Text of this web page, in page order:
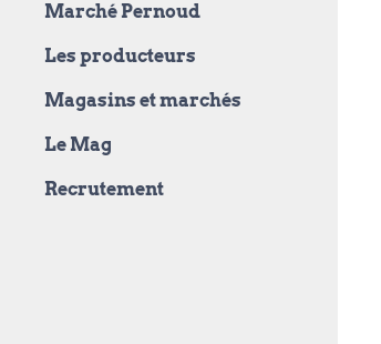
Marché Pernoud
Les producteurs
Magasins et marchés
Le Mag
Recrutement